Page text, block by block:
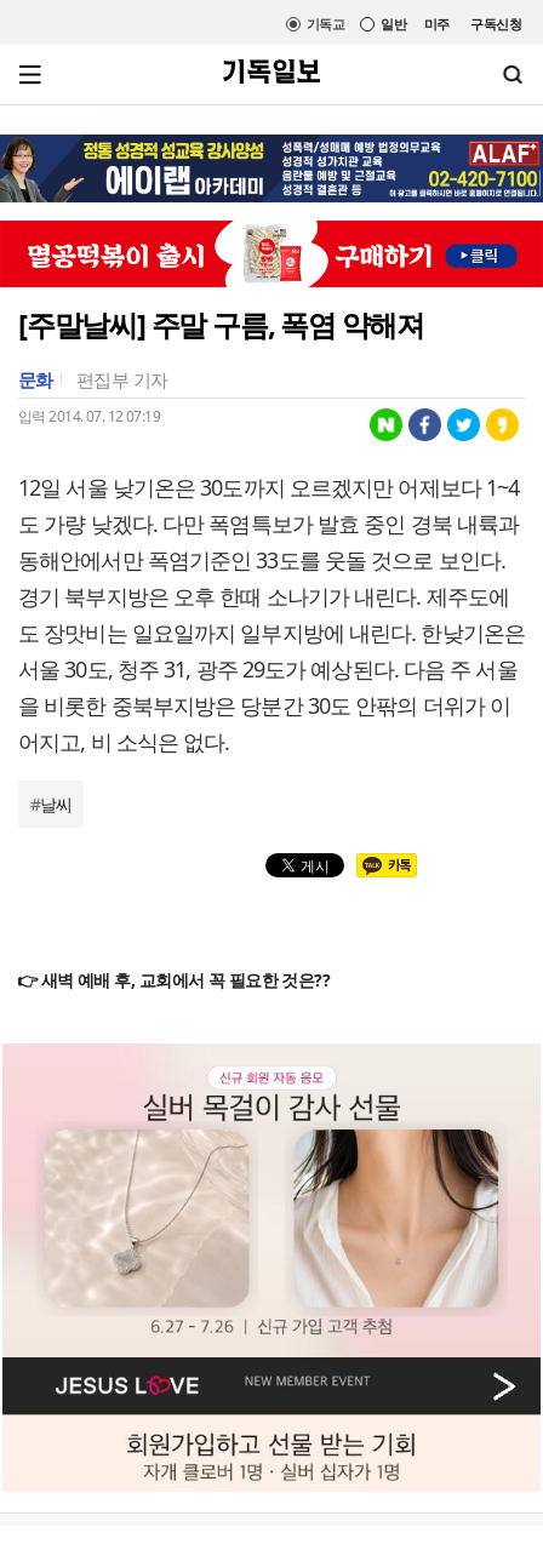
미주 구독신청
일반
기독교
[주말날씨] 주말 구름, 폭염 약해져
문화 편집부 기자
입력 2014. 07. 12 07:19
12일 서울 낮기온은 30도까지 오르겠지만 어제보다 1~4
도 가량 낮겠다. 다만 폭염특보가 발효 중인 경북 내륙과
동해안에서만 폭염기준인 33도를 웃돌 것으로 보인다.
경기 북부지방은 오후 한때 소나기가 내린다. 제주도에
도 장맛비는 일요일까지 일부지방에 내린다. 한낮기온은
서울 30도, 청주 31, 광주 29도가 예상된다. 다음 주 서울
을 비롯한 중북부지방은 당분간 30도 안팎의 더위가 이
어지고, 비 소식은 없다.
#날씨
👉 새벽 예배 후, 교회에서 꼭 필요한 것은??